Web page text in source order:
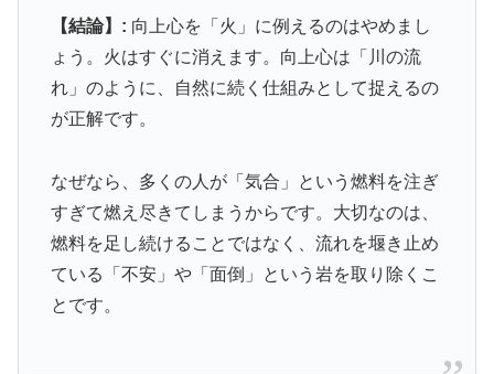
【結論】: 向上心を「火」に例えるのはやめまし
ょう。火はすぐに消えます。向上心は「川の流
れ」のように、自然に続く仕組みとして捉えるの
が正解です。
なぜなら、多くの人が「気合」という燃料を注ぎ
すぎて燃え尽きてしまうからです。大切なのは、
燃料を足し続けることではなく、流れを堰き止め
ている「不安」や「面倒」という岩を取り除くこ
とです。